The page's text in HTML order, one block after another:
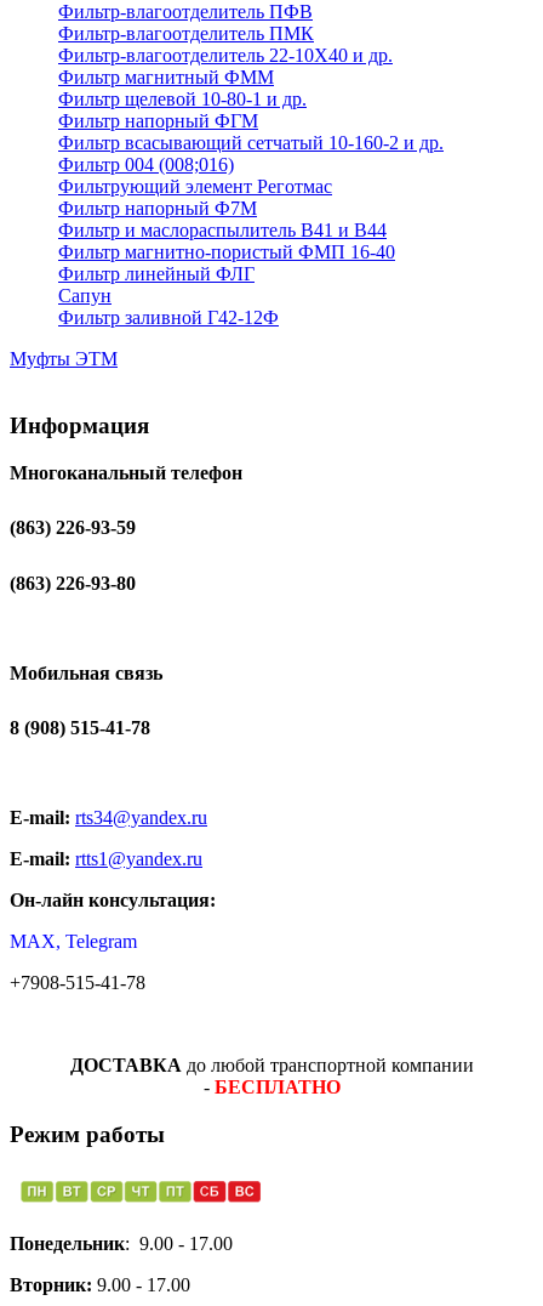
Фильтр-влагоотделитель ПФВ
Фильтр-влагоотделитель ПМК
Фильтр-влагоотделитель 22-10Х40 и др.
Фильтр магнитный ФММ
Фильтр щелевой 10-80-1 и др.
Фильтр напорный ФГМ
Фильтр всасывающий сетчатый 10-160-2 и др.
Фильтр 004 (008;016)
Фильтрующий элемент Реготмас
Фильтр напорный Ф7М
Фильтр и маслораспылитель В41 и В44
Фильтр магнитно-пористый ФМП 16-40
Фильтр линейный ФЛГ
Сапун
Фильтр заливной Г42-12Ф
Муфты ЭТМ
Информация
Многоканальный телефон
(863) 226-93-59
(863) 226-93-80
Мобильная связь
8 (908) 515-41-78
E-mail: rts34@yandex.ru
E-mail: rtts1@yandex.ru
Он-лайн консультация:
MAX, Telegram
+7908-515-41-78
ДОСТАВКА до любой транспортной компании
- БЕСПЛАТНО
Режим работы
Понедельник: 9.00 - 17.00
Вторник: 9.00 - 17.00